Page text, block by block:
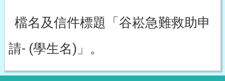
檔名及信件標題「谷崧急難救助申
請- (學生名)」。